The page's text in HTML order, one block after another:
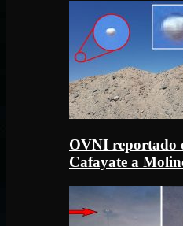
OVNI reportado
Cafayate a